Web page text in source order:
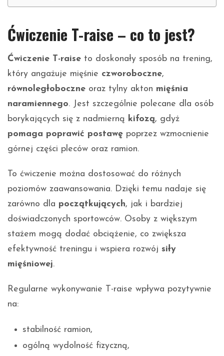
Ćwiczenie T-raise – co to jest?
Ćwiczenie T-raise to doskonały sposób na trening,
który angażuje mięśnie czworoboczne,
równoległoboczne oraz tylny akton mięśnia
naramiennego. Jest szczególnie polecane dla osób
borykających się z nadmierną kifozą, gdyż
pomaga poprawić postawę poprzez wzmocnienie
górnej części pleców oraz ramion.
To ćwiczenie można dostosować do różnych
poziomów zaawansowania. Dzięki temu nadaje się
zarówno dla początkujących, jak i bardziej
doświadczonych sportowców. Osoby z większym
stażem mogą dodać obciążenie, co zwiększa
efektywność treningu i wspiera rozwój siły
mięśniowej.
Regularne wykonywanie T-raise wpływa pozytywnie
na:
stabilność ramion,
ogólną wydolność fizyczną,